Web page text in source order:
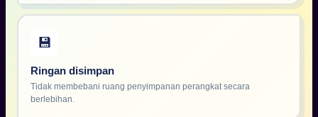
💾
Ringan disimpan
Tidak membebani ruang penyimpanan perangkat secara
berlebihan.